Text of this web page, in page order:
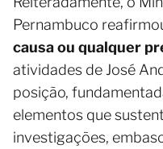
Pernambuco
causa ou qualquer
atividades de José
posição,
elementos que
investigações,